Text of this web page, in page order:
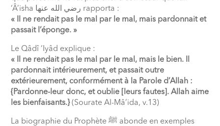
‘Â’isha رضي الله عنها rapporta :
« Il ne rendait pas le mal par le mal, mais pardonnait et
passait l’éponge. »
Le Qâdî ‘Iyâd explique :
« Il ne rendait pas le mal par le mal, mais le bien. Il
pardonnait intérieurement, et passait outre
extérieurement, conformément à la Parole d’Allah :
{Pardonne-leur donc, et oublie [leurs fautes]. Allah aime
les bienfaisants.}(Sourate Al-Mâ’ida, v.13)
La biographie du Prophèteﷺ abonde en exemples